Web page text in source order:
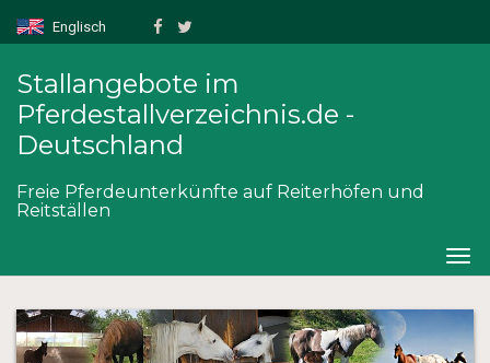
Englisch
Stallangebote im
Pferdestallverzeichnis.de -
Deutschland
Freie Pferdeunterkünfte auf Reiterhöfen und
Reitställen